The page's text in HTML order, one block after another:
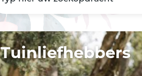
Tuinliefhebbers